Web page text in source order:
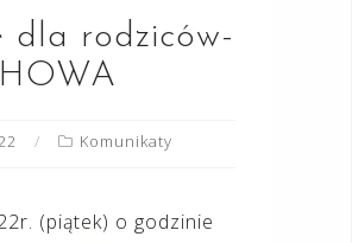
dla rodziców-
Komunikaty
(piątek) o godzinie